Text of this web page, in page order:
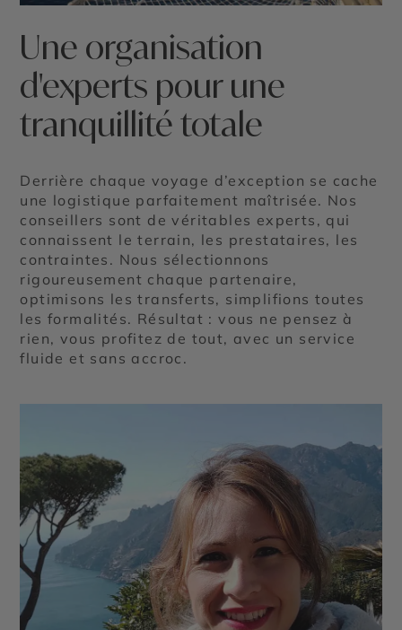
Une organisation
d'experts pour une
tranquillité totale
Derrière chaque voyage d’exception se cache
une logistique parfaitement maîtrisée. Nos
conseillers sont de véritables experts, qui
connaissent le terrain, les prestataires, les
contraintes. Nous sélectionnons
rigoureusement chaque partenaire,
optimisons les transferts, simplifions toutes
les formalités. Résultat : vous ne pensez à
rien, vous profitez de tout, avec un service
fluide et sans accroc.